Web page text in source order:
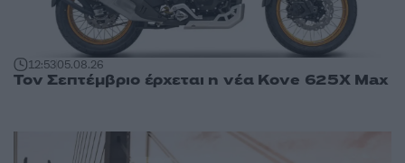
12:5305.08.26
Τον Σεπτέμβριο έρχεται η νέα Kove 625X Max